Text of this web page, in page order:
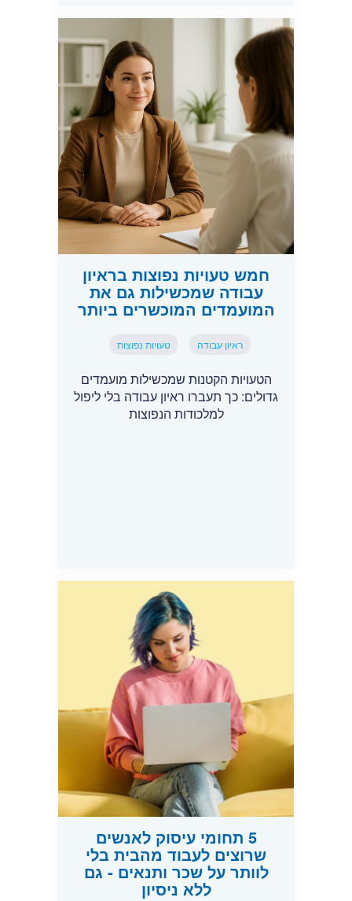
חמש טעויות נפוצות בראיון
עבודה שמכשילות גם את
המועמדים המוכשרים ביותר
ראיון עבודה טעויות נפוצות
הטעויות הקטנות שמכשילות מועמדים
גדולים: כך תעברו ראיון עבודה בלי ליפול
למלכודות הנפוצות
5 תחומי עיסוק לאנשים
שרוצים לעבוד מהבית בלי
לוותר על שכר ותנאים - גם
ללא ניסיון